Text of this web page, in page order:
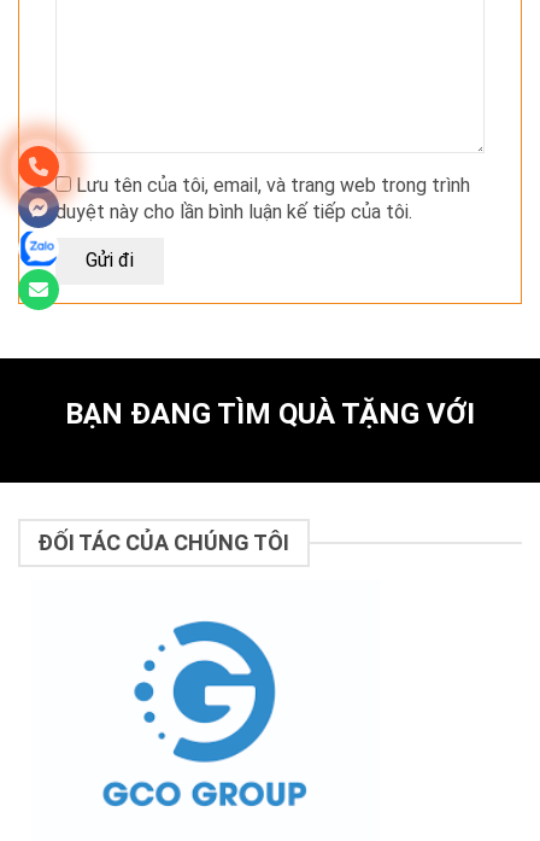
Lưu tên của tôi, email, và trang web trong trình
duyệt này cho lần bình luận kế tiếp của tôi.
BẠN ĐANG TÌM QUÀ TẶNG VỚI
ĐỐI TÁC CỦA CHÚNG TÔI